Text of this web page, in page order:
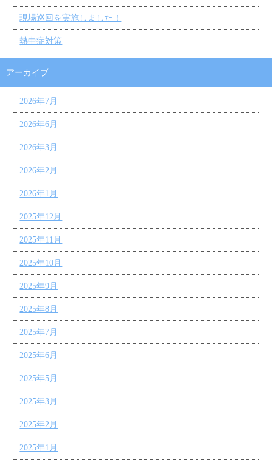
現場巡回を実施しました！
熱中症対策
アーカイブ
2026年7月
2026年6月
2026年3月
2026年2月
2026年1月
2025年12月
2025年11月
2025年10月
2025年9月
2025年8月
2025年7月
2025年6月
2025年5月
2025年3月
2025年2月
2025年1月